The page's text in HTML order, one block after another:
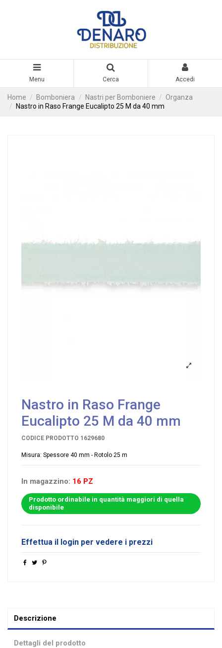
Menu Cerca Accedi
Home Bomboniera Nastri per Bomboniere
Organza
Nastro in Raso Frange Eucalipto 25 M da 40 mm
Nastro in Raso Frange
Eucalipto 25 M da 40 mm
CODICE PRODOTTO 1629680
Misura: Spessore 40 mm - Rotolo 25 m
In magazzino: 16 PZ
Prodotto ordinabile in quantità maggiori di quella
disponibile
Effettua il login per vedere i prezzi
Descrizione
Dettagli del prodotto